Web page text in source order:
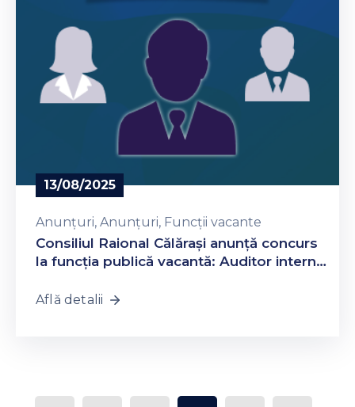
13/08/2025
Anunțuri‚ Anunțuri‚ Funcții vacante
Consiliul Raional Călărași anunță concurs
la funcția publică vacantă: Auditor intern,
Află detalii